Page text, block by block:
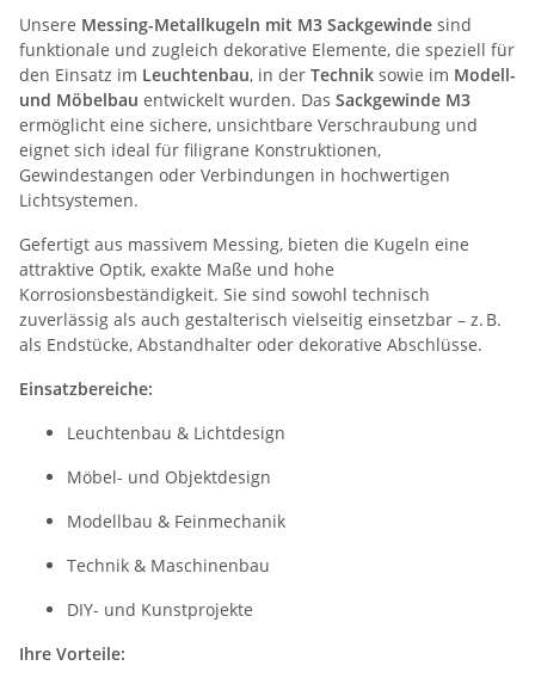
Unsere Messing-Metallkugeln mit M3 Sackgewinde sind
funktionale und zugleich dekorative Elemente, die speziell für
den Einsatz im Leuchtenbau, in der Technik sowie im Modell-
und Möbelbau entwickelt wurden. Das Sackgewinde M3
ermöglicht eine sichere, unsichtbare Verschraubung und
eignet sich ideal für filigrane Konstruktionen,
Gewindestangen oder Verbindungen in hochwertigen
Lichtsystemen.
Gefertigt aus massivem Messing, bieten die Kugeln eine
attraktive Optik, exakte Maße und hohe
Korrosionsbeständigkeit. Sie sind sowohl technisch
zuverlässig als auch gestalterisch vielseitig einsetzbar – z. B.
als Endstücke, Abstandhalter oder dekorative Abschlüsse.
Einsatzbereiche:
Leuchtenbau & Lichtdesign
Möbel- und Objektdesign
Modellbau & Feinmechanik
Technik & Maschinenbau
DIY- und Kunstprojekte
Ihre Vorteile: